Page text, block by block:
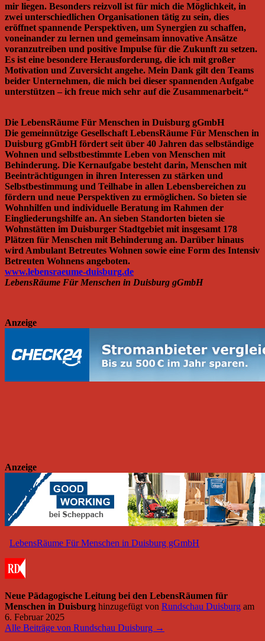
mir liegen. Besonders reizvoll ist für mich die Möglichkeit, in
zwei unterschiedlichen Organisationen tätig zu sein, dies
eröffnet spannende Perspektiven, um Synergien zu schaffen,
voneinander zu lernen und gemeinsam innovative Ansätze
voranzutreiben und positive Impulse für die Zukunft zu setzen.
Es ist eine besondere Herausforderung, die ich mit großer
Motivation und Zuversicht angehe. Mein Dank gilt den Teams
beider Unternehmen, die mich bei dieser spannenden Aufgabe
unterstützen – ich freue mich sehr auf die Zusammenarbeit.“
Die LebensRäume Für Menschen in Duisburg gGmbH
Die gemeinnützige Gesellschaft LebensRäume Für Menschen in
Duisburg gGmbH fördert seit über 40 Jahren das selbständige
Wohnen und selbstbestimmte Leben von Menschen mit
Behinderung. Die Kernaufgabe besteht darin, Menschen mit
Beeinträchtigungen in ihren Interessen zu stärken und
Selbstbestimmung und Teilhabe in allen Lebensbereichen zu
fördern und neue Perspektiven zu ermöglichen. So bieten sie
Wohnhilfen und individuelle Beratung im Rahmen der
Eingliederungshilfe an. An sieben Standorten bieten sie
Wohnstätten im Duisburger Stadtgebiet mit insgesamt 178
Plätzen für Menschen mit Behinderung an. Darüber hinaus
wird Ambulant Betreutes Wohnen sowie eine Form des Intensiv
Betreuten Wohnens angeboten.
www.lebensraeume-duisburg.de
LebensRäume Für Menschen in Duisburg gGmbH
Anzeige
Anzeige
LebensRäume Für Menschen in Duisburg gGmbH
Neue Pädagogische Leitung bei den LebensRäumen für
Menschen in Duisburg hinzugefügt von Rundschau Duisburg am
6. Februar 2025
Alle Beiträge von Rundschau Duisburg →